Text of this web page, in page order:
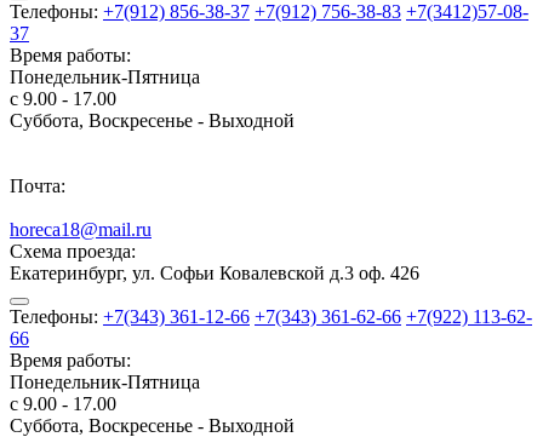
Телефоны: +7(912) 856-38-37 +7(912) 756-38-83 +7(3412)57-08-
37
Время работы:
Понедельник-Пятница
с 9.00 - 17.00
Суббота, Воскресенье - Выходной
Почта:
horeca18@mail.ru
Схема проезда:
Екатеринбург, ул. Софьи Ковалевской д.3 оф. 426
Телефоны: +7(343) 361-12-66 +7(343) 361-62-66 +7(922) 113-62-
66
Время работы:
Понедельник-Пятница
с 9.00 - 17.00
Суббота, Воскресенье - Выходной